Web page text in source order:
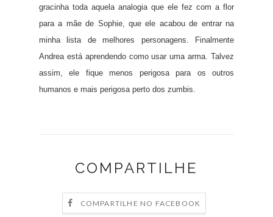
gracinha toda aquela analogia que ele fez com a flor
para a mãe de Sophie, que ele acabou de entrar na
minha lista de melhores personagens. Finalmente
Andrea está aprendendo como usar uma arma. Talvez
assim, ele fique menos perigosa para os outros
humanos e mais perigosa perto dos zumbis.
COMPARTILHE
COMPARTILHE NO FACEBOOK